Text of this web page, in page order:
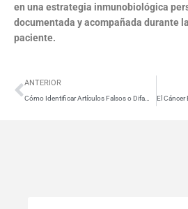
en una estrategia inmunobiológica
documentada y acompañada durante
paciente.
Ant
ANTERIOR
Cómo Identificar Artículos Falsos o Difamatorios en Temas de Salud: Guía para Pacientes con Cáncer